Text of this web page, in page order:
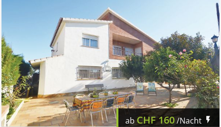
ab CHF160/Nacht